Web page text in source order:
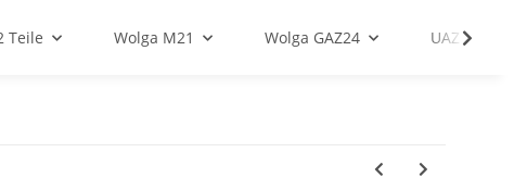
Teile Wolga M21 Wolga GAZ24 UAZ